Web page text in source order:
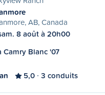
AB, Canada
8 août à 20h00
Camry Blanc '07
5,0 3 conduits